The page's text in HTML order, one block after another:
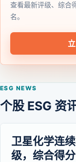
查看最新评级、综合
名。
ESG NEWS
个股 ESG 资
卫星化学连
级，综合得